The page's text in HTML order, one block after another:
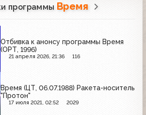
программы Время
Отбивка к анонсу программы Время
(ОРТ, 1996)
21 апреля 2026, 21:36 116
Время (ЦТ, 06.07.1988) Ракета-носитель
"Протон"
17 июля 2021, 02:52 2029